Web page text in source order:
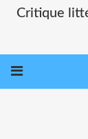
Critique